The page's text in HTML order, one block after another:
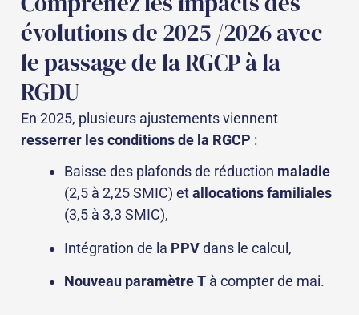
évolutions de 2025 /2026 avec
le passage de la RGCP à la
RGDU
En 2025, plusieurs ajustements viennent
resserrer les conditions de la RGCP :
Baisse des plafonds de réduction maladie
(2,5 à 2,25 SMIC) etallocations familiales
(3,5 à 3,3 SMIC),
Intégration de la PPVdans le calcul,
Nouveau paramètre T à compter de mai.